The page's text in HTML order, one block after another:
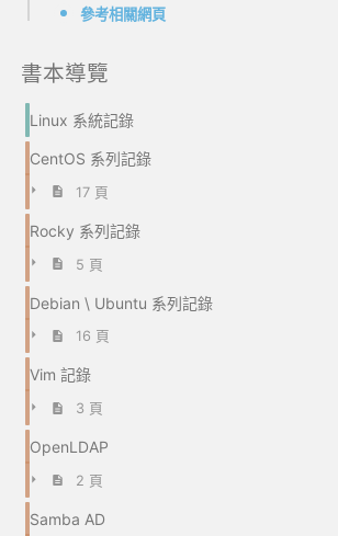
參考相關網頁
書本導覽
Linux 系統記錄
CentOS 系列記錄
17 頁
Rocky 系列記錄
5 頁
Debian \ Ubuntu 系列記錄
16 頁
Vim 記錄
3 頁
OpenLDAP
2 頁
Samba AD